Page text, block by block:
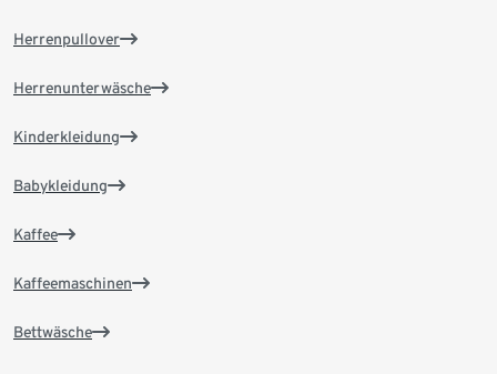
Herrenpullover
Herrenunterwäsche
Kinderkleidung
Babykleidung
Kaffee
Kaffeemaschinen
Bettwäsche